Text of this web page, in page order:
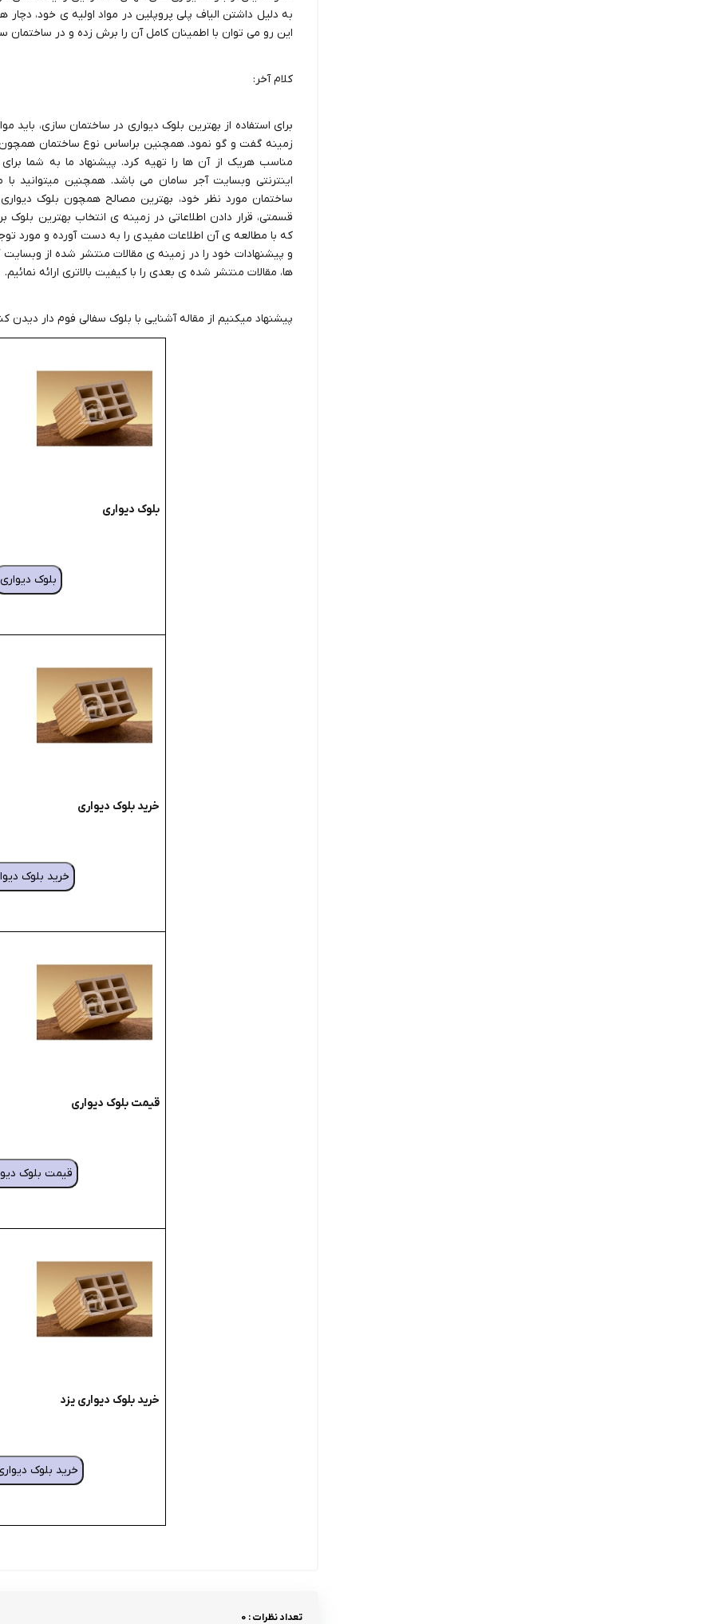
به دلیل داشتن الیاف پلی پروپلین در مواد اولیه ی خود،
این رو می توان با اطمینان کامل آن را برش زده و در ساختمان
کلام آخر:
برای استفاده از بهترین بلوک دیواری در ساختمان سازی، باید
زمینه گفت و گو نمود. همچنین براساس نوع ساختمان
مناسب هریک از آن ها را تهیه کرد. پیشنهاد ما به شما
اینترنتی وبسایت آجر سامان می باشد. همچنین میتوانید
ساختمان مورد نظر خود، بهترین مصالح همچون بلوک
قسمتی، قرار دادن اطلاعاتی در زمینه ی انتخاب بهترین بلوک
که با مطالعه ی آن اطلاعات مفیدی را به دست آورده و مورد
و پیشنهادات خود را در زمینه ی مقالات منتشر شده از وبسایت
ها، مقالات منتشر شده ی بعدی را با کیفیت بالاتری ارائه نمائیم.
پیشنهاد میکنیم از مقالهآشنایی با بلوک سفالی فوم دار دیدن
بلوک دیواری
بلوک دیواری
خرید بلوک دیواری
خرید بلوک
قیمت بلوک دیواری
قیمت بلوک
خرید بلوک دیواری یزد
خرید بلوک
تعداد نظرات : 0